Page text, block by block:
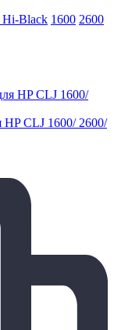
Black 1600 2600
CLJ 1600/ 2600/